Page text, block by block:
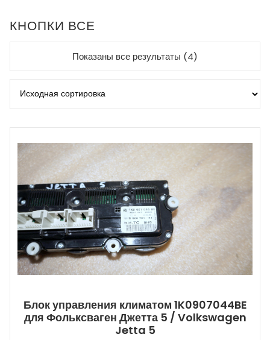
КНОПКИ ВСЕ
Показаны все результаты (4)
Блок управления климатом 1K0907044BE
для Фольксваген Джетта 5 / Volkswagen
Jetta 5